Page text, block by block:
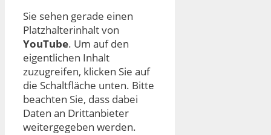
Sie sehen gerade einen
Platzhalterinhalt von
YouTube. Um auf den
eigentlichen Inhalt
zuzugreifen, klicken Sie auf
die Schaltfläche unten. Bitte
beachten Sie, dass dabei
Daten an Drittanbieter
weitergegeben werden.